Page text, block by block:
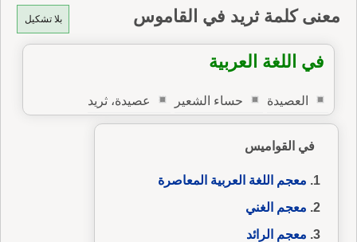
بلا تشكيل معنى كلمة ثريد في القاموس
في اللغة العربية
العصيدة حساء الشعير عصيدة، ثريد
في القواميس
معجم اللغة العربية المعاصرة
معجم الغني
معجم الرائد